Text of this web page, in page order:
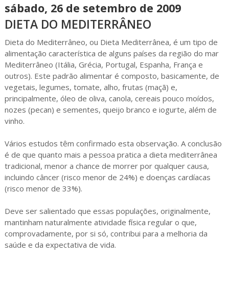
sábado, 26 de setembro de 2009
DIETA DO MEDITERRÂNEO
Dieta do Mediterrâneo, ou Dieta Mediterrânea, é um tipo de
alimentação característica de alguns países da região do mar
Mediterrâneo (Itália, Grécia, Portugal, Espanha, França e
outros). Este padrão alimentar é composto, basicamente, de
vegetais, legumes, tomate, alho, frutas (maçã) e,
principalmente, óleo de oliva, canola, cereais pouco moídos,
nozes (pecan) e sementes, queijo branco e iogurte, além de
vinho.
Vários estudos têm confirmado esta observação. A conclusão
é de que quanto mais a pessoa pratica a dieta mediterrânea
tradicional, menor a chance de morrer por qualquer causa,
incluindo câncer (risco menor de 24%) e doenças cardíacas
(risco menor de 33%).
Deve ser salientado que essas populações, originalmente,
mantinham naturalmente atividade física regular o que,
comprovadamente, por si só, contribui para a melhoria da
saúde e da expectativa de vida.